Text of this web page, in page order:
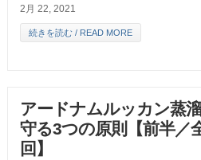
2月 22, 2021
続きを読む / READ MORE
アードナムルッカン蒸
守る3つの原則【前半／
回】